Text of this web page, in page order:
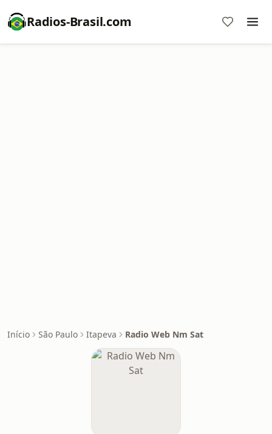
Radios-Brasil.com
Início São Paulo Itapeva Radio Web Nm Sat